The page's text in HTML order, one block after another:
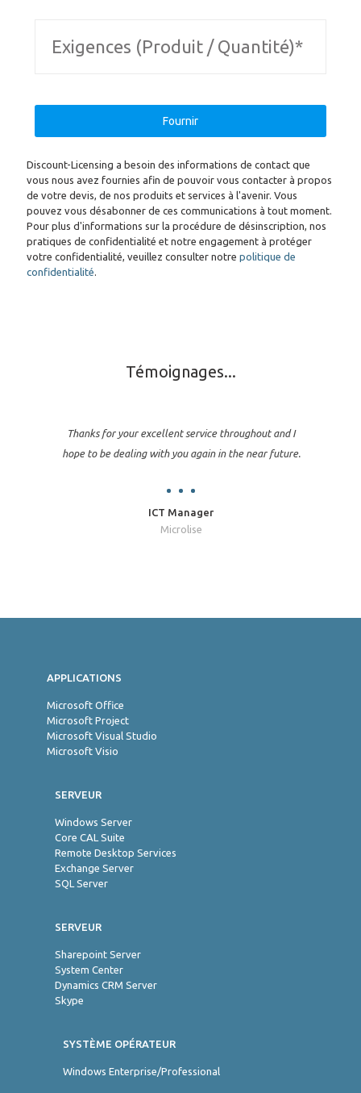
Discount-Licensing a besoin des informations de contact que
vous nous avez fournies afin de pouvoir vous contacter à propos
de votre devis, de nos produits et services à l'avenir. Vous
pouvez vous désabonner de ces communications à tout moment.
Pour plus d'informations sur la procédure de désinscription, nos
pratiques de confidentialité et notre engagement à protéger
votre confidentialité, veuillez consulter notre politique de
confidentialité.
Témoignages...
Thanks for your excellent service throughout and I
hope to be dealing with you again in the near future.
ICT Manager
Microlise
APPLICATIONS
Microsoft Office
Microsoft Project
Microsoft Visual Studio
Microsoft Visio
SERVEUR
Windows Server
Core CAL Suite
Remote Desktop Services
Exchange Server
SQL Server
SERVEUR
Sharepoint Server
System Center
Dynamics CRM Server
Skype
SYSTÈME OPÉRATEUR
Windows Enterprise/Professional